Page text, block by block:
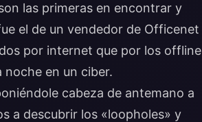
las primeras en encontrar y
el de un vendedor de Officenet
por internet que por los offline
noche en un ciber.
cabeza de antemano a
a descubrir los «loopholes» y